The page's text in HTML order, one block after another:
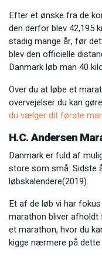
Efter et ønske fra de
den derfor blev 42,195
stadig mange år, før
blev den officielle
Danmark løb man 40
Over du at løbe et
overvejelser du kan
du vælger dit første
H.C. Andersen
Danmark er fuld af
store som små. Sidste
løbskalendere(2019).
Et af de løb vi har
marathon bliver afholdt
et marathon, hvor du
kigge nærmere på